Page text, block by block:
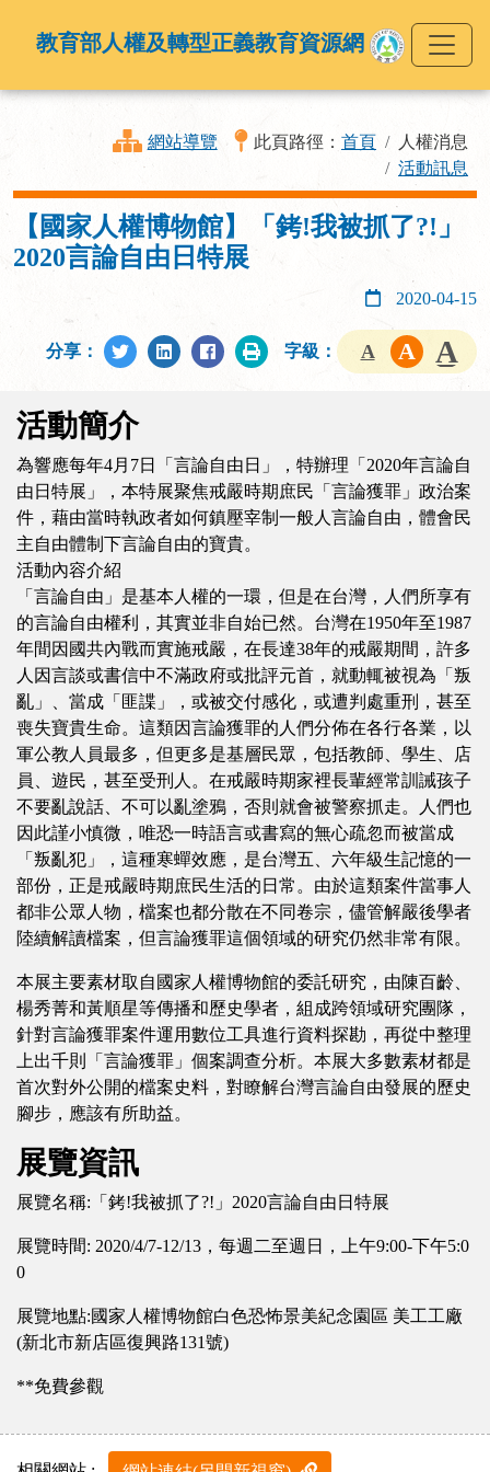
教育部人權及轉型正義教育資源網
網站導覽 此頁路徑： 首頁
人權消息
活動訊息
【國家人權博物館】「銬!我被抓了?!」
2020言論自由日特展
2020-04-15
分享： 字級：
活動簡介
為響應每年4月7日「言論自由日」，特辦理「2020年言論自
由日特展」，本特展聚焦戒嚴時期庶民「言論獲罪」政治案
件，藉由當時執政者如何鎮壓宰制一般人言論自由，體會民
主自由體制下言論自由的寶貴。
活動內容介紹
「言論自由」是基本人權的一環，但是在台灣，人們所享有
的言論自由權利，其實並非自始已然。台灣在1950年至1987
年間因國共內戰而實施戒嚴，在長達38年的戒嚴期間，許多
人因言談或書信中不滿政府或批評元首，就動輒被視為「叛
亂」、當成「匪諜」，或被交付感化，或遭判處重刑，甚至
喪失寶貴生命。這類因言論獲罪的人們分佈在各行各業，以
軍公教人員最多，但更多是基層民眾，包括教師、學生、店
員、遊民，甚至受刑人。在戒嚴時期家裡長輩經常訓誡孩子
不要亂說話、不可以亂塗鴉，否則就會被警察抓走。人們也
因此謹小慎微，唯恐一時語言或書寫的無心疏忽而被當成
「叛亂犯」，這種寒蟬效應，是台灣五、六年級生記憶的一
部份，正是戒嚴時期庶民生活的日常。由於這類案件當事人
都非公眾人物，檔案也都分散在不同卷宗，儘管解嚴後學者
陸續解讀檔案，但言論獲罪這個領域的研究仍然非常有限。
本展主要素材取自國家人權博物館的委託研究，由陳百齡、
楊秀菁和黃順星等傳播和歷史學者，組成跨領域研究團隊，
針對言論獲罪案件運用數位工具進行資料探勘，再從中整理
上出千則「言論獲罪」個案調查分析。本展大多數素材都是
首次對外公開的檔案史料，對瞭解台灣言論自由發展的歷史
腳步，應該有所助益。
展覽資訊
展覽名稱:「銬!我被抓了?!」2020言論自由日特展
展覽時間: 2020/4/7-12/13，每週二至週日，上午9:00-下午5:0
0
展覽地點:國家人權博物館白色恐怖景美紀念園區 美工工廠
(新北市新店區復興路131號)
**免費參觀